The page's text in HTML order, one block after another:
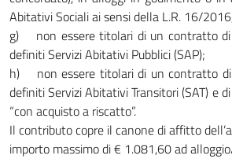
Abitativi Sociali ai sensi della L.R. 16/
g) non essere titolari di un contratto di
definiti Servizi Abitativi Pubblici (SAP);
h) non essere titolari di un contratto di
definiti Servizi Abitativi Transitori (SAT) e
“con acquisto a riscatto”.
Il contributo copre il canone di affitto
importo massimo di € 1.081,60 ad